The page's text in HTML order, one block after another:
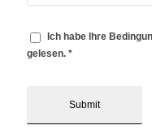
Ich habe Ihre
gelesen. *